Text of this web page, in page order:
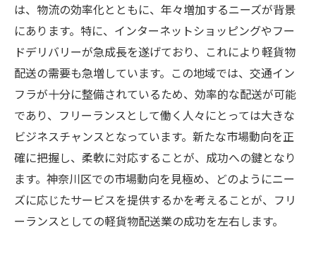
は、物流の効率化とともに、年々増加するニーズが背景
にあります。特に、インターネットショッピングやフー
ドデリバリーが急成長を遂げており、これにより軽貨物
配送の需要も急増しています。この地域では、交通イン
フラが十分に整備されているため、効率的な配送が可能
であり、フリーランスとして働く人々にとっては大きな
ビジネスチャンスとなっています。新たな市場動向を正
確に把握し、柔軟に対応することが、成功への鍵となり
ます。神奈川区での市場動向を見極め、どのようにニー
ズに応じたサービスを提供するかを考えることが、フリ
ーランスとしての軽貨物配送業の成功を左右します。